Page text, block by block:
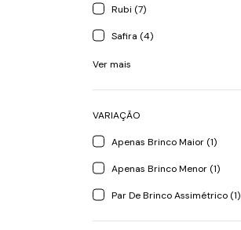
Rubi (7)
Safira (4)
Ver mais
VARIAÇÃO
Apenas Brinco Maior (1)
Apenas Brinco Menor (1)
Par De Brinco Assimétrico (1)